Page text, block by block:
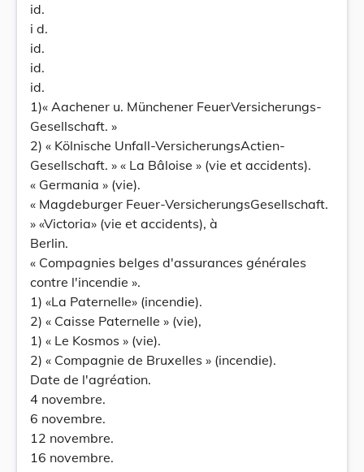
id.
i d.
id.
id.
id.
1)« Aachener u. Münchener FeuerVersicherungs-
Gesellschaft. »
2) « Kölnische Unfall-VersicherungsActien-
Gesellschaft. » « La Bâloise » (vie et accidents).
« Germania » (vie).
« Magdeburger Feuer-VersicherungsGesellschaft.
» «Victoria» (vie et accidents), à
Berlin.
« Compagnies belges d'assurances générales
contre l'incendie ».
1) «La Paternelle» (incendie).
2) « Caisse Paternelle » (vie),
1) « Le Kosmos » (vie).
2) « Compagnie de Bruxelles » (incendie).
Date de l'agréation.
4 novembre.
6 novembre.
12 novembre.
16 novembre.